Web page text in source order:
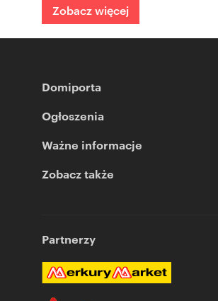
Zobacz więcej
Domiporta
Ogłoszenia
Ważne informacje
Zobacz także
Partnerzy